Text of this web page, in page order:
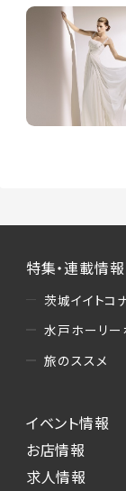
特集・連載情報
茨城イイトコ
水戸ホーリー
旅のススメ
イベント情報
お店情報
求人情報